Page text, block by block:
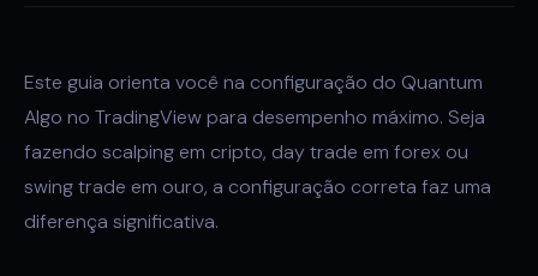
Este guia orienta você na configuração do Quantum
Algo no TradingView para desempenho máximo. Seja
fazendo scalping em cripto, day trade em forex ou
swing trade em ouro, a configuração correta faz uma
diferença significativa.